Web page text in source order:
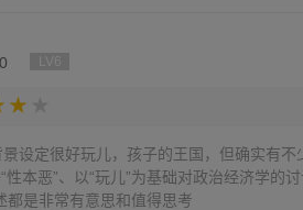
景设定很好玩儿，孩子的王国，但确实有
性本恶”、以“玩儿”为基础对政治经济学的
都是非常有意思和值得思考